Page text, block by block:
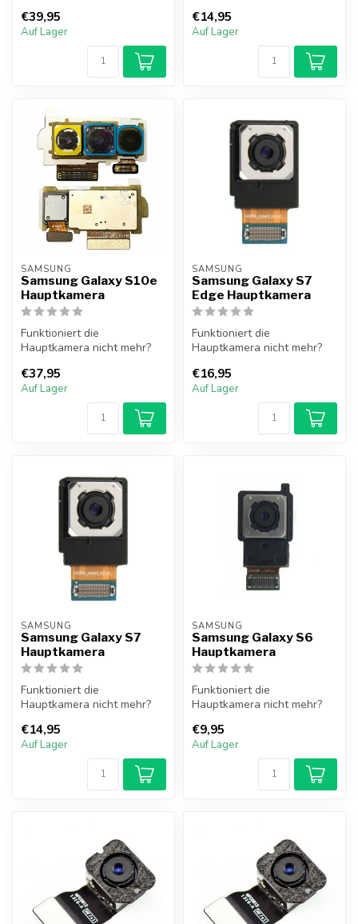
Samsung Galaxy S10 ...
€39,95
Auf Lager
Mini 2 löst di...
€14,95
Auf Lager
SAMSUNG
Samsung Galaxy S10e
Hauptkamera
Funktioniert die
Hauptkamera nicht mehr?
Samsung Galaxy S10e...
€37,95
Auf Lager
SAMSUNG
Samsung Galaxy S7
Edge Hauptkamera
Funktioniert die
Hauptkamera nicht mehr?
Samsung Galaxy S7 E...
€16,95
Auf Lager
SAMSUNG
Samsung Galaxy S7
Hauptkamera
Funktioniert die
Hauptkamera nicht mehr?
Samsung Galaxy S7 l...
€14,95
Auf Lager
SAMSUNG
Samsung Galaxy S6
Hauptkamera
Funktioniert die
Hauptkamera nicht mehr?
Samsung Galaxy S6 l...
€9,95
Auf Lager